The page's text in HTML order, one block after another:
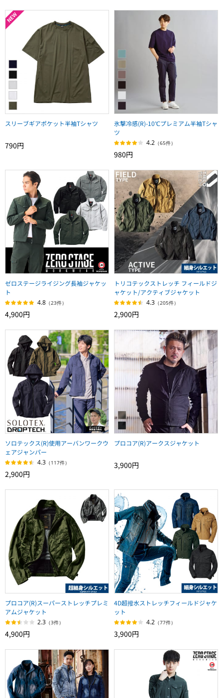
スリーブギアポケット半袖Tシャツ
790円
氷撃冷感(R)-10℃プレミアム半袖Tシャ
ツ
4.2 （65件）
980円
ゼロステージライジング長袖ジャケッ
ト
4.8 （23件）
4,900円
トリコテックストレッチ フィールドジ
ャケット/アクティブジャケット
4.3 （205件）
2,900円
ソロテックス(R)使用アーバンワークウ
ェアジャンパー
4.3 （117件）
2,900円
プロコア(R)アークスジャケット
3,900円
プロコア(R)スーパーストレッチプレミ
アムジャケット
2.3 （3件）
4,900円
4D超撥水ストレッチフィールドジャケ
ット
4.2 （77件）
3,900円